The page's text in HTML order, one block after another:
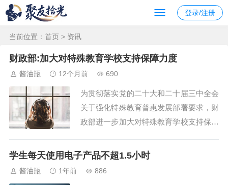
登录/注册
当前位置： 首页 > 资讯
财政部:加大对特殊教育学校支持保障力度
酱油瓶 12个月前 690
为贯彻落实党的二十大和二十届三中全会
关于强化特殊教育普惠发展部署要求，财
政部进一步加大对特殊教育学校支持保障
元，比上年增加６．１亿元，增长１６．
学生每天使用电子产品不超1.5小时
酱油瓶 1年前 886